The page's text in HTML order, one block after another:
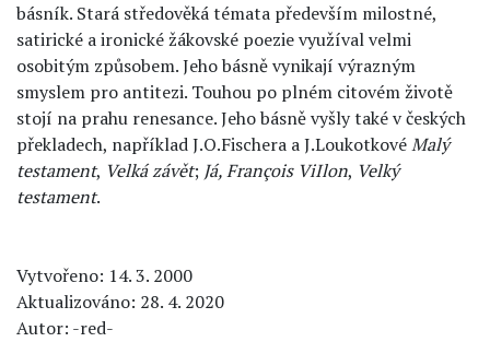
básník. Stará středověká témata především milostné,
satirické a ironické žákovské poezie využíval velmi
osobitým způsobem. Jeho básně vynikají výrazným
smyslem pro antitezi. Touhou po plném citovém životě
stojí na prahu renesance. Jeho básně vyšly také v českých
překladech, například J.O.Fischera a J.LoukotkovéMalý
testament, Velká závět; Já, François ViIlon, Velký
testament.
Vytvořeno: 14. 3. 2000
Aktualizováno: 28. 4. 2020
Autor: -red-